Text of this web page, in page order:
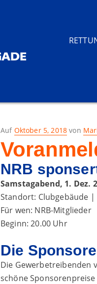
Auf Gestellt
am
Oktober 5, 2018 von
NRB
Samstagabend, 1. Dez.
Standort: Clubgebäude |
Für wen: NRB-Mitglieder
Beginn: 20.00 Uhr
Die
Die Gewerbetreibenden
schöne